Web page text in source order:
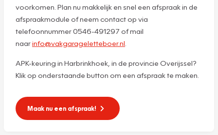
voorkomen. Plan nu makkelijk en snel een afspraak in de
afspraakmodule of neem contact op via
telefoonnummer 0546-491297 of mail
naarinfo@vakgarageletteboer.nl
APK-keuring in Harbrinkhoek, in de provincie Overijssel?
Klik op onderstaande button om een afspraak te maken.
Maak nu een afspraak!